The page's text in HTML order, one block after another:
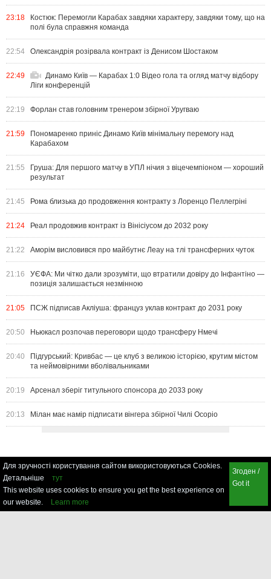
23:18
Костюк: Перемогли Карабах завдяки характеру, завдяки тому, що на
полі була справжня команда
22:54 Олександрія розірвала контракт із Денисом Шостаком
22:49
Динамо Київ — Карабах 1:0 Відео гола та огляд матчу відбору
Ліги конференцій
22:19 Форлан став головним тренером збірної Уругваю
21:59
Пономаренко приніс Динамо Київ мінімальну перемогу над
Карабахом
21:55
Груша: Для першого матчу в УПЛ нічия з віцечемпіоном — хороший
результат
21:45 Рома близька до продовження контракту з Лоренцо Пеллегріні
21:24 Реал продовжив контракт із Вінісіусом до 2032 року
21:22 Аморім висловився про майбутнє Леау на тлі трансферних чуток
21:16
УЄФА: Ми чітко дали зрозуміти, що втратили довіру до Інфантіно —
позиція залишається незмінною
21:05 ПСЖ підписав Акліуша: француз уклав контракт до 2031 року
20:50 Ньюкасл розпочав переговори щодо трансферу Нмечі
20:40
Підгурський: Кривбас — це клуб з великою історією, крутим містом
та неймовірними вболівальниками
20:19 Арсенал зберіг титульного спонсора до 2033 року
20:13 Мілан має намір підписати вінгера збірної Чилі Осоріо
Для зручності користування сайтом використовуються Cookies.
Детальніше
тут
This website uses cookies to ensure you get the best experience on
our website.
Learn more
Згоден /
Got it